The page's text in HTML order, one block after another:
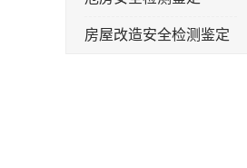
房屋改造安全检测鉴定